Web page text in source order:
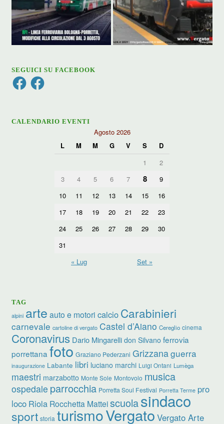
SEGUICI SU FACEBOOK
FacebookFacebook
CALENDARIO EVENTI
Agosto 2026
L
M M G V S
D
1
2
3
4 5 6 7 8
9
10
11 12 13 14 15
16
17
18 19 20 21 22
23
24
25 26 27 28 29
30
31
« Lug
Set »
TAG
alpini arte auto e motori calcio Carabinieri
carnevale cartoline di vergato Castel d’Aiano Cereglio cinema
Coronavirus Dario Mingarelli don Silvano ferrovia
porrettana foto Graziano Pederzani Grizzanaguerra
inaugurazione Labante libri luciano marchi Luigi Ontani Lumèga
maestri marzabotto Monte Sole Montovolo musica
ospedale parrocchia Porretta Soul Festival Porretta Terme pro
loco Riola Rocchetta Matteiscuolasindaco
sport storia turismoVergato Vergato Arte